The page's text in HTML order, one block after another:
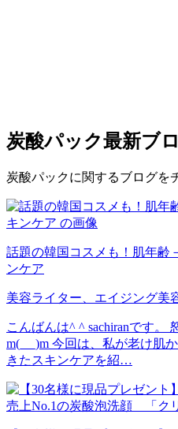
炭酸パック最新ブ
炭酸パックに関するブログを
話題の韓国コスメも！肌年齢
ンケア
美容ライター、エイジング美
こんばんは^ ^ sachiranです。
m(_ _)m 今回は、私が老け肌
きたスキンケアを紹…